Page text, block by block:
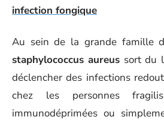
infection fongique
Au sein de la grande famille
staphylococcus aureus sort du
déclencher des infections
chez les personnes
immunodéprimées ou